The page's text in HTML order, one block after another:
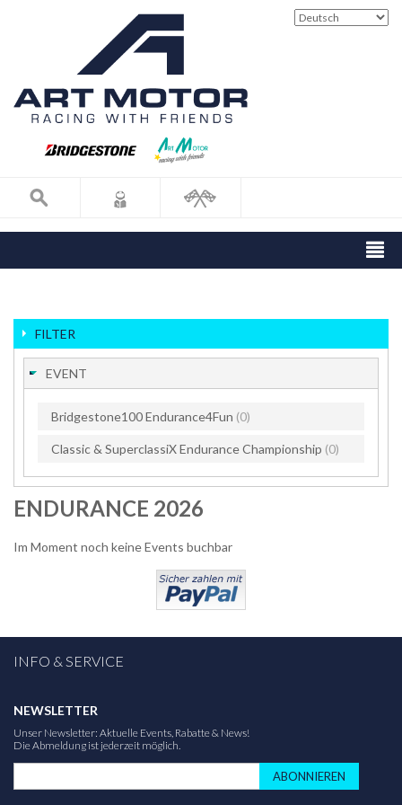
FILTER
EVENT
Bridgestone100 Endurance4Fun (0)
Classic & SuperclassiX Endurance Championship (0)
ENDURANCE 2026
Im Moment noch keine Events buchbar
INFO & SERVICE
NEWSLETTER
Unser Newsletter: Aktuelle Events, Rabatte & News!
Die Abmeldung ist jederzeit möglich.
ABONNIEREN